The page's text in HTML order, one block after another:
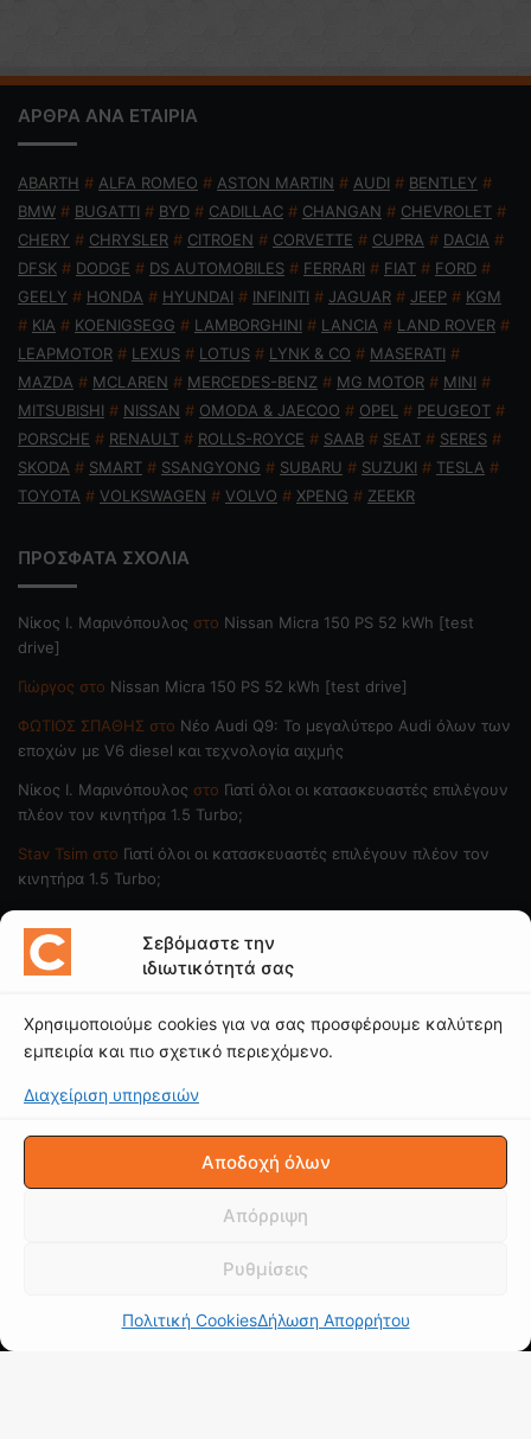
Σεβόμαστε την
ιδιωτικότητά σας
Χρησιμοποιούμε cookies για να σας προσφέρουμε καλύτερη
εμπειρία και πιο σχετικό περιεχόμενο.
Διαχείριση υπηρεσιών
Αποδοχή όλων
Απόρριψη
Ρυθμίσεις
Πολιτική CookiesΔήλωση Απορρήτου
ΑΡΘΡΑ ΑΝΑ ΕΤΑΙΡΙΑ
ABARTH # ALFA ROMEO # ASTON MARTIN # AUDI # BENTLEY #
BMW # BUGATTI # BYD # CADILLAC # CHANGAN # CHEVROLET #
CHERY # CHRYSLER # CITROEN # CORVETTE # CUPRA # DACIA #
DFSK # DODGE # DS AUTOMOBILES # FERRARI # FIAT # FORD #
GEELY # HONDA # HYUNDAI # INFINITI # JAGUAR # JEEP # KGM
# KIA # KOENIGSEGG # LAMBORGHINI # LANCIA # LAND ROVER #
LEAPMOTOR # LEXUS # LOTUS # LYNK & CO # MASERATI #
MAZDA # MCLAREN # MERCEDES-BENZ # MG MOTOR # MINI #
MITSUBISHI # NISSAN # OMODA & JAECOO # OPEL # PEUGEOT #
PORSCHE # RENAULT # ROLLS-ROYCE # SAAB # SEAT # SERES #
SKODA # SMART # SSANGYONG # SUBARU # SUZUKI # TESLA #
TOYOTA # VOLKSWAGEN # VOLVO # XPENG # ZEEKR
ΠΡΟΣΦΑΤΑ ΣΧΟΛΙΑ
Nίκος Ι. Mαρινόπουλος στο Nissan Micra 150 PS 52 kWh [test
drive]
Γιώργος στο Nissan Micra 150 PS 52 kWh [test drive]
ΦΩΤΙΟΣ ΣΠΑΘΗΣ στο Νέο Audi Q9: Το μεγαλύτερο Audi όλων των
εποχών με V6 diesel και τεχνολογία αιχμής
Nίκος Ι. Mαρινόπουλος στο Γιατί όλοι οι κατασκευαστές επιλέγουν
πλέον τον κινητήρα 1.5 Turbo;
Stav Tsim στο Γιατί όλοι οι κατασκευαστές επιλέγουν πλέον τον
κινητήρα 1.5 Turbo;
ΠΟΙΟΙ ΓΡΑΦΟΥΝ
Κώστας Κάκκαβας